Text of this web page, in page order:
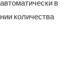
в
количества